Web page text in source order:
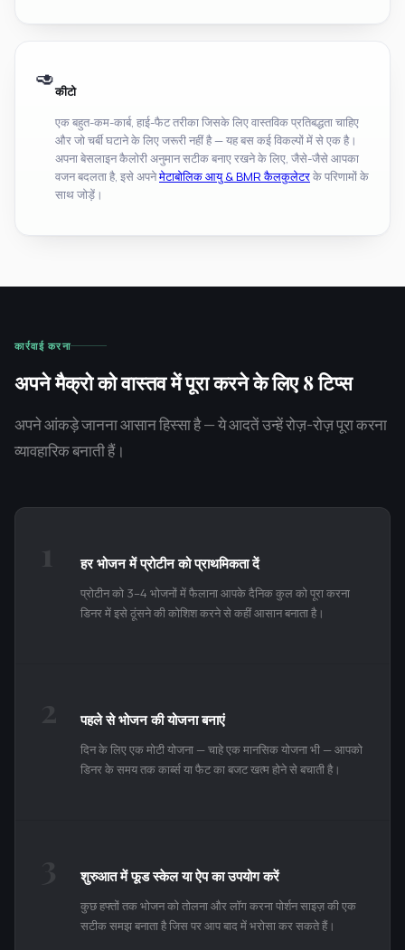
🥑कीटो
एक बहुत-कम-कार्ब, हाई-फैट तरीका जिसके लिए वास्तविक प्रतिबद्धता चाहिए
और जो चर्बी घटाने के लिए जरूरी नहीं है — यह बस कई विकल्पों में से एक है।
अपना बेसलाइन कैलोरी अनुमान सटीक बनाए रखने के लिए, जैसे-जैसे आपका
वजन बदलता है, इसे अपनेमेटाबोलिक आयु & BMR कैलकुलेटरके परिणामों के
साथ जोड़ें।
कार्रवाई करना
अपने मैक्रो को वास्तव में पूरा करने के लिए 8 टिप्स
अपने आंकड़े जानना आसान हिस्सा है — ये आदतें उन्हें रोज़-रोज़ पूरा करना
व्यावहारिक बनाती हैं।
हर भोजन में प्रोटीन को प्राथमिकता दें
प्रोटीन को 3–4 भोजनों में फैलाना आपके दैनिक कुल को पूरा करना
डिनर में इसे ठूंसने की कोशिश करने से कहीं आसान बनाता है।
पहले से भोजन की योजना बनाएं
दिन के लिए एक मोटी योजना — चाहे एक मानसिक योजना भी — आपको
डिनर के समय तक कार्ब्स या फैट का बजट खत्म होने से बचाती है।
शुरुआत में फूड स्केल या ऐप का उपयोग करें
कुछ हफ्तों तक भोजन को तोलना और लॉग करना पोर्शन साइज़ की एक
सटीक समझ बनाता है जिस पर आप बाद में भरोसा कर सकते हैं।